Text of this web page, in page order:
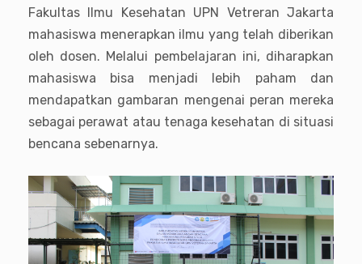
Fakultas Ilmu Kesehatan UPN Vetreran Jakarta
mahasiswa menerapkan ilmu yang telah diberikan
oleh dosen. Melalui pembelajaran ini, diharapkan
mahasiswa bisa menjadi lebih paham dan
mendapatkan gambaran mengenai peran mereka
sebagai perawat atau tenaga kesehatan di situasi
bencana sebenarnya.